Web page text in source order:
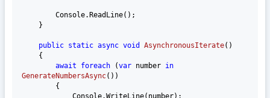
public static async void AsynchronousIterate()
await
foreach (var number in
GenerateNumbersAsync())